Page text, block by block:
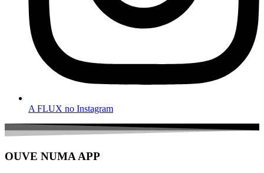
A FLUX no Instagram
OUVE NUMA APP